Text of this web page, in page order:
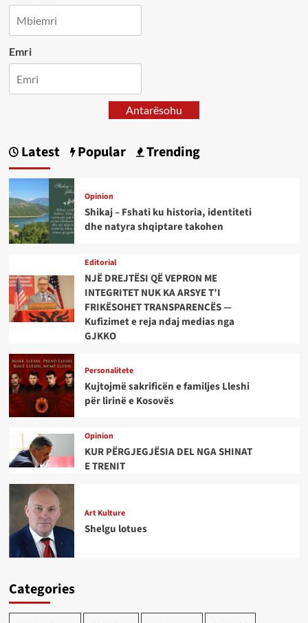
Emri
Antarësohu
Latest Popular Trending
Opinion
Shikaj – Fshati ku historia, identiteti
dhe natyra shqiptare takohen
Editorial
NJË DREJTËSI QË VEPRON ME
INTEGRITET NUK KA ARSYE T’I
FRIKËSOHET TRANSPARENCËS —
Kufizimet e reja ndaj medias nga
GJKKO
Personalitete
Kujtojmë sakrificën e familjes Lleshi
për lirinë e Kosovës
Opinion
KUR PËRGJEGJËSIA DEL NGA SHINAT
E TRENIT
Art Kulture
Shelgu lotues
Categories